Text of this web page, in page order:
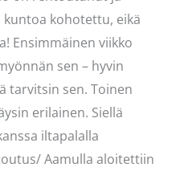
kuntoa kohotettu, eikä
Ensimmäinen viikko
sen – hyvin
tarvitsin sen. Toinen
erilainen. Siellä
iltapalalla
Aamulla aloitettiin